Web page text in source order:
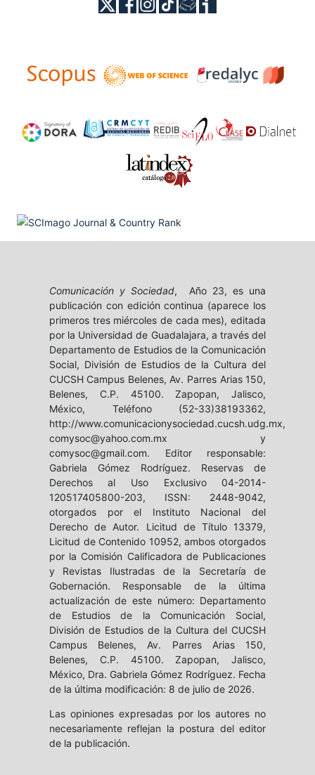
Comunicación y Sociedad, Año 23, es una
publicación con edición continua (aparece los
primeros tres miércoles de cada mes), editada
por la Universidad de Guadalajara, a través del
Departamento de Estudios de la Comunicación
Social, División de Estudios de la Cultura del
CUCSH Campus Belenes, Av. Parres Arias 150,
Belenes, C.P. 45100. Zapopan, Jalisco,
México, Teléfono (52-33)38193362,
http://www.comunicacionysociedad.cucsh.udg.mx,
comysoc@yahoo.com.mx y
comysoc@gmail.com. Editor responsable:
Gabriela Gómez Rodríguez. Reservas de
Derechos al Uso Exclusivo 04-2014-
120517405800-203, ISSN: 2448-9042,
otorgados por el Instituto Nacional del
Derecho de Autor. Licitud de Título 13379,
Licitud de Contenido 10952, ambos otorgados
por la Comisión Calificadora de Publicaciones
y Revistas Ilustradas de la Secretaría de
Gobernación. Responsable de la última
actualización de este número: Departamento
de Estudios de la Comunicación Social,
División de Estudios de la Cultura del CUCSH
Campus Belenes, Av. Parres Arias 150,
Belenes, C.P. 45100. Zapopan, Jalisco,
México, Dra. Gabriela Gómez Rodríguez. Fecha
de la última modificación: 8 de julio de 2026.
Las opiniones expresadas por los autores no
necesariamente reflejan la postura del editor
de la publicación.